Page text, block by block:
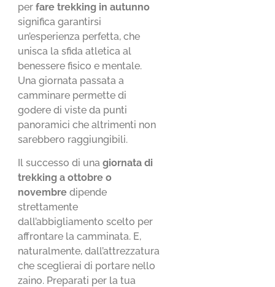
perfare trekking in autunno
significa garantirsi
un’esperienza perfetta, che
unisca la sfida atletica al
benessere fisico e mentale.
Una giornata passata a
camminare permette di
godere di viste da punti
panoramici che altrimenti non
sarebbero raggiungibili.
Il successo di unagiornata di
trekking a ottobre o
novembre dipende
strettamente
dall’abbigliamento scelto per
affrontare la camminata. E,
naturalmente, dall’attrezzatura
che sceglierai di portare nello
zaino. Preparati per la tua